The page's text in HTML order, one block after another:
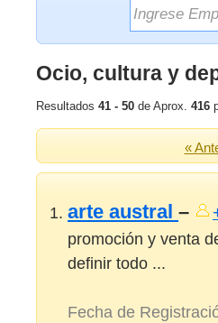
Ocio, cultura y
Resultados 41 - 50 de Aprox. 416
«
arte austral –
promoción y venta
definir todo ...
Fecha de